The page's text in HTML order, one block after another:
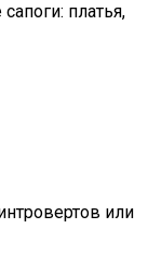
платья,
или